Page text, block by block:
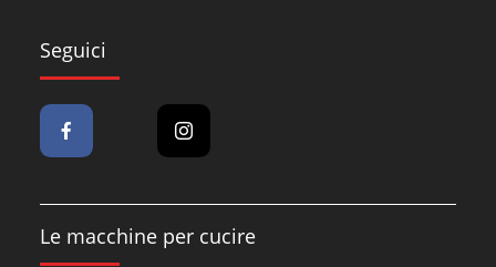
Seguici
Le macchine per cucire